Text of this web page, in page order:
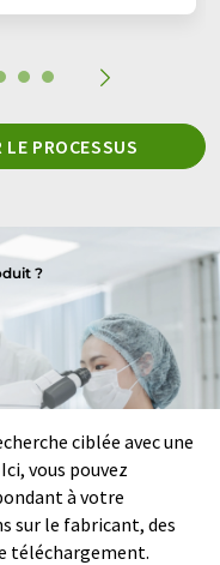
PROCESSUS
?
ciblée avec une
vous pouvez
à votre
sur le fabricant, des
téléchargement.